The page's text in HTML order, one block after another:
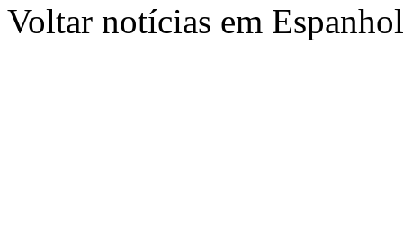
Voltar notícias em Espanhol